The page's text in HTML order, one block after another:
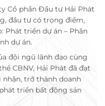
Cổ phần Đầu tư Hải Phát
đầu tư có trọng điểm,
Phát triển dự án – Phân
dự án.
đội ngũ lãnh đạo cùng
CBNV, Hải Phát đã đạt
trở thành doanh
triển bất động sản